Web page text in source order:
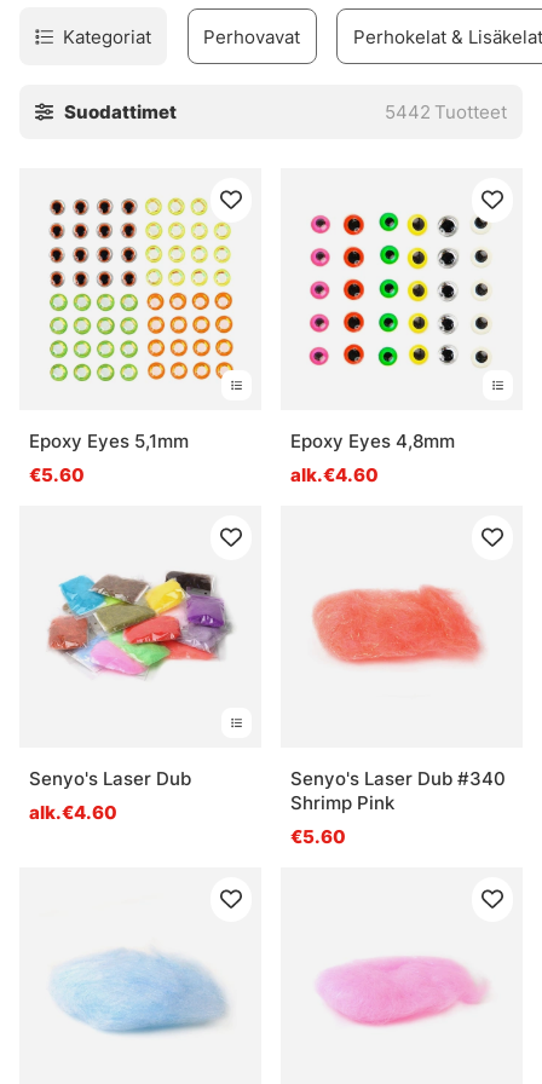
Kategoriat Perhovavat Perhokelat & Lisäkelat
Suodattimet 5442 Tuotteet
Epoxy Eyes 5,1mm
€5.60
Epoxy Eyes 4,8mm
alk.€4.60
Senyo's Laser Dub
alk.€4.60
Senyo's Laser Dub #340
Shrimp Pink
€5.60